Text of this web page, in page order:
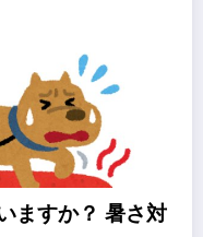
ますか？ 暑さ対